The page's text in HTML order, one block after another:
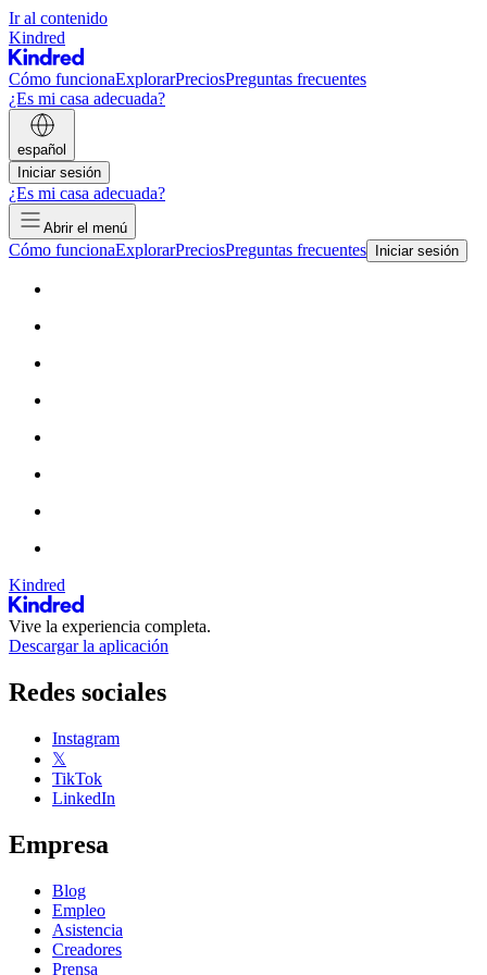
Ir al contenido
Kindred
Cómo funcionaExplorarPreciosPreguntas frecuentes
¿Es mi casa adecuada?
español
Iniciar sesión
¿Es mi casa adecuada?
Abrir el menú
Cómo funcionaExplorarPreciosPreguntas frecuentes Iniciar sesión
Kindred
Vive la experiencia completa.
Descargar la aplicación
Redes sociales
Instagram
𝕏
TikTok
LinkedIn
Empresa
Blog
Empleo
Asistencia
Creadores
Prensa